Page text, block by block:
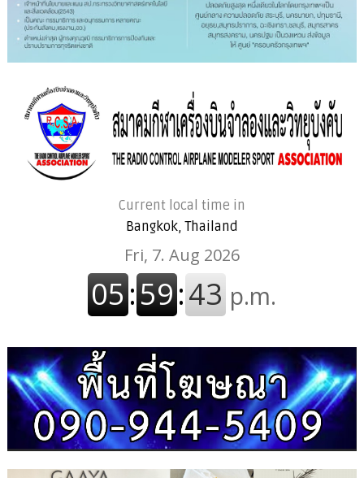
Current local time in
Bangkok, Thailand